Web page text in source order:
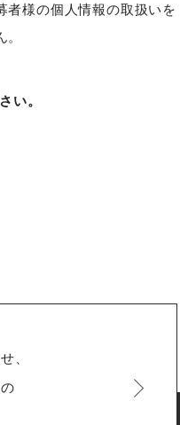
者様の個人情報の取扱いを
い。
、